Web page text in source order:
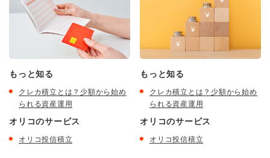
もっと知る
クレカ積立とは？少額から始め
られる資産運用
オリコのサービス
オリコ投信積立
もっと知る
クレカ積立とは？少額から始め
られる資産運用
オリコのサービス
オリコ投信積立